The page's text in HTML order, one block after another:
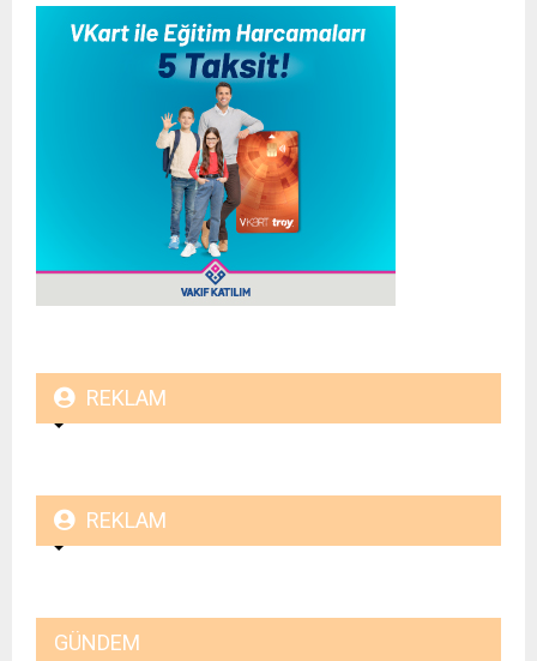
REKLAM
REKLAM
GÜNDEM